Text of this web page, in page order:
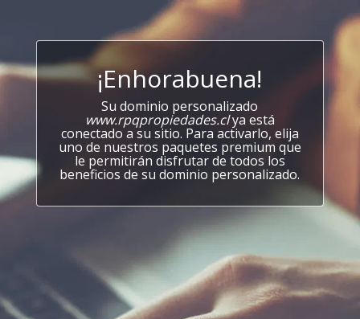
¡Enhorabuena!
Su dominio personalizado
www.rpqpropiedades.clya está
conectado a su sitio. Para activarlo, elija
uno de nuestros paquetes premium que
le permitirán disfrutar de todos los
beneficios de su dominio personalizado.